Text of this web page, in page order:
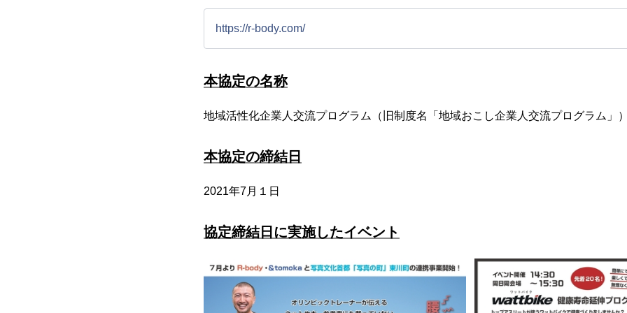
https://r-body.com/
本協定の名称
地域活性化企業人交流プログラム（旧制度名「地域おこし企業人交流プログラム」
本協定の締結日
2021年7月１日
協定締結日に実施したイベント